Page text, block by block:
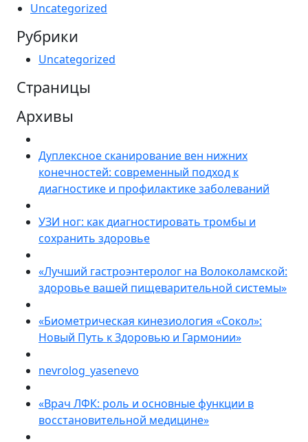
Uncategorized
Рубрики
Uncategorized
Страницы
Архивы
Дуплексное сканирование вен нижних
конечностей: современный подход к
диагностике и профилактике заболеваний
УЗИ ног: как диагностировать тромбы и
сохранить здоровье
«Лучший гастроэнтеролог на Волоколамской:
здоровье вашей пищеварительной системы»
«Биометрическая кинезиология «Сокол»:
Новый Путь к Здоровью и Гармонии»
nevrolog_yasenevo
«Врач ЛФК: роль и основные функции в
восстановительной медицине»